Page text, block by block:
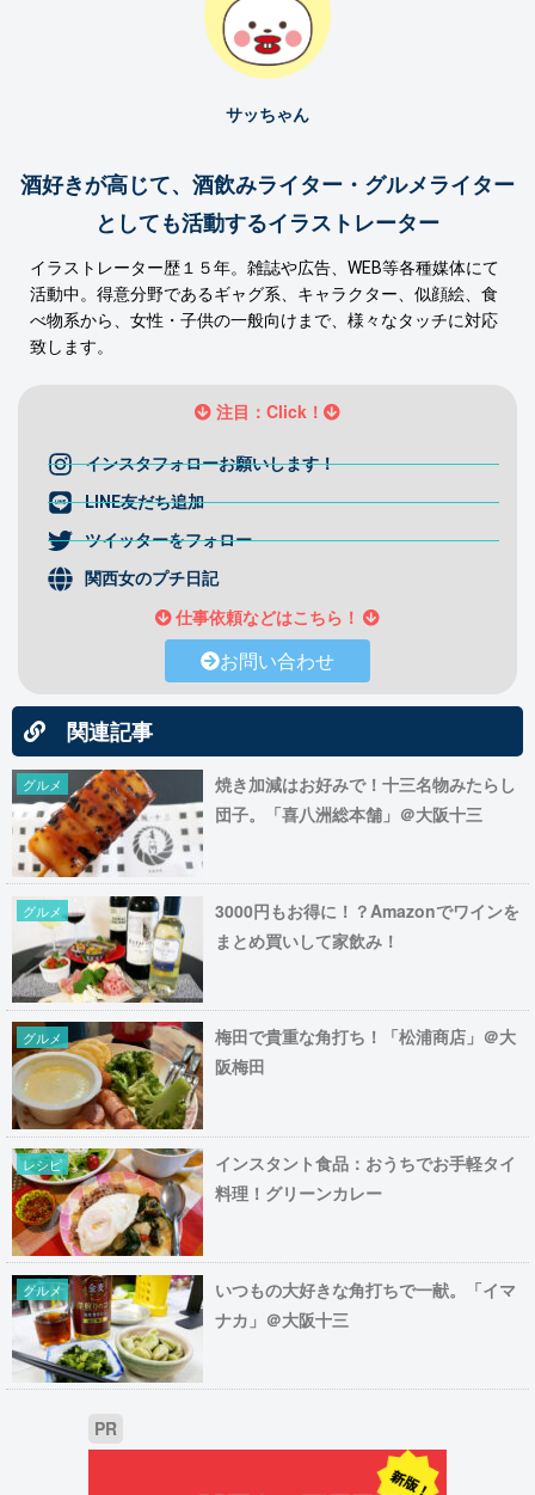
サッちゃん
酒好きが高じて、酒飲みライター・グルメライター
としても活動するイラストレーター
イラストレーター歴１５年。雑誌や広告、WEB等各種媒体にて
活動中。得意分野であるギャグ系、キャラクター、似顔絵、食
べ物系から、女性・子供の一般向けまで、様々なタッチに対応
致します。
注目：Click！
インスタフォローお願いします！
LINE友だち追加
ツイッターをフォロー
関西女のプチ日記
仕事依頼などはこちら！
お問い合わせ
関連記事
グルメ
焼き加減はお好みで！十三名物みたらし
団子。「喜八洲総本舗」＠大阪十三
グルメ
3000円もお得に！？Amazonでワインを
まとめ買いして家飲み！
グルメ
梅田で貴重な角打ち！「松浦商店」＠大
阪梅田
レシピ
インスタント食品：おうちでお手軽タイ
料理！グリーンカレー
グルメ
いつもの大好きな角打ちで一献。「イマ
ナカ」＠大阪十三
PR